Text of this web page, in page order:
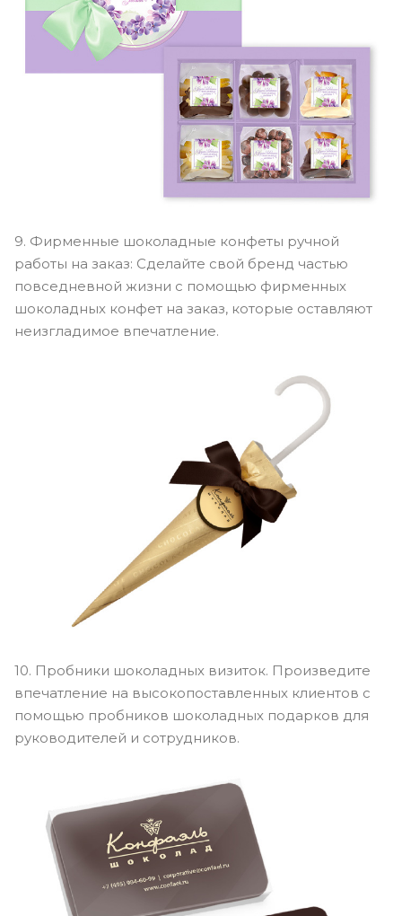
9. Фирменные шоколадные конфеты ручной
работы на заказ: Сделайте свой бренд частью
повседневной жизни с помощью фирменных
шоколадных конфет на заказ, которые оставляют
неизгладимое впечатление.
10. Пробники шоколадных визиток. Произведите
впечатление на высокопоставленных клиентов с
помощью пробников шоколадных подарков для
руководителей и сотрудников.